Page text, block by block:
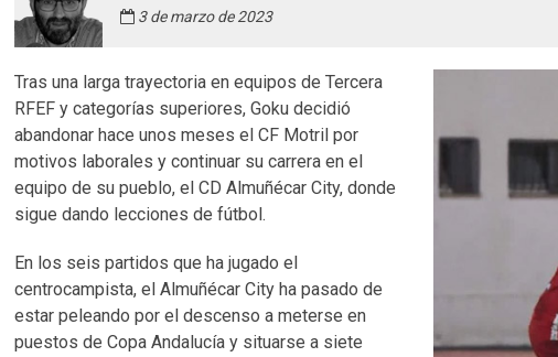
3 de marzo de 2023
Tras una larga trayectoria en equipos de Tercera
RFEF y categorías superiores, Goku decidió
abandonar hace unos meses el CF Motril por
motivos laborales y continuar su carrera en el
equipo de su pueblo, el CD Almuñécar City, donde
sigue dando lecciones de fútbol.
En los seis partidos que ha jugado el
centrocampista, el Almuñécar City ha pasado de
estar peleando por el descenso a meterse en
puestos de Copa Andalucía y situarse a siete